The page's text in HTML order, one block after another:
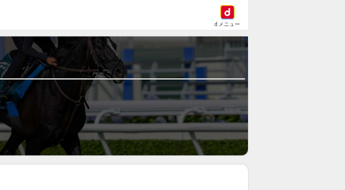
dメニュー